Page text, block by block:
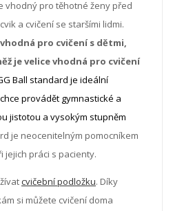
vhodný pro těhotné ženy před
a cvičení se staršími lidmi.
pro cvičení s dětmi,
je velice vhodná pro cvičení
Ball standard je ideální
provádět gymnastické a
jistotou a vysokým stupněm
je neocenitelným pomocníkem
jejich práci s pacienty.
cvičební podložku. Díky
si můžete cvičení doma